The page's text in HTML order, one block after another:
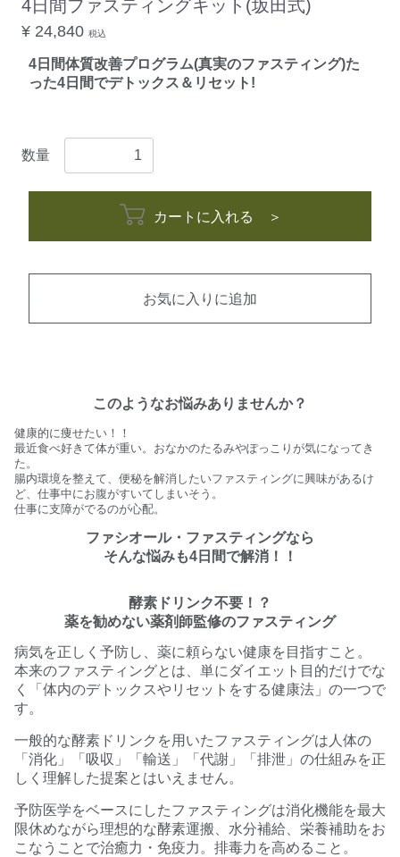
4日間ファスティングキット(坂田式)
¥ 24,840 税込
4日間体質改善プログラム(真実のファスティング)た
った4日間でデトックス＆リセット!
数量
カートに入れる ＞
お気に入りに追加
このようなお悩みありませんか？
健康的に痩せたい！！
最近食べ好きて体が重い。おなかのたるみやぽっこりが気になってき
た。
腸内環境を整えて、便秘を解消したいファスティングに興味があるけ
ど、仕事中にお腹がすいてしまいそう。
仕事に支障がでるのが心配。
ファシオール・ファスティングなら
そんな悩みも4日間で解消！！
酵素ドリンク不要！？
薬を勧めない薬剤師監修のファスティング
病気を正しく予防し、薬に頼らない健康を目指すこと。
本来のファスティングとは、単にダイエット目的だけでな
く
「体内のデトックスやリセットをする健康法」の一つで
す。
一般的な酵素ドリンクを用いたファスティングは人体の
「消化」「吸収」「輸送」「代謝」「排泄」の仕組みを正
しく理解した提案とはいえません。
予防医学をベースにしたファスティングは消化機能を最大
限休めながら理想的な酵素運搬、水分補給、栄養補助をお
こなうことで治癒力・免疫力。排毒力を高めること。